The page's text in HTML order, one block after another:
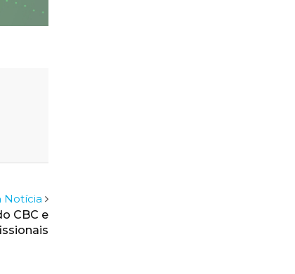
Notícia
CBC e